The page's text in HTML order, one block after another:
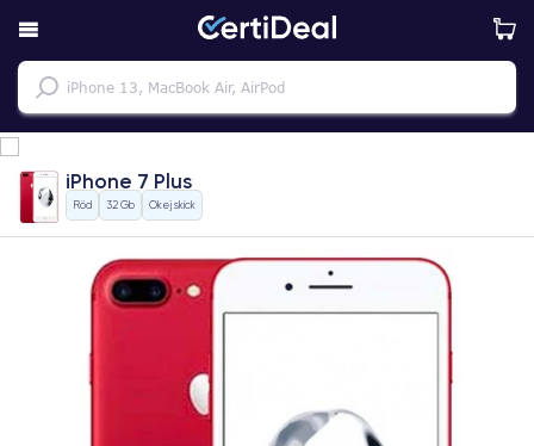
iPhone 7 Plus
Röd 32 Gb Okej skick